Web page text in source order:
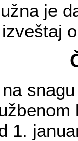
je
1.